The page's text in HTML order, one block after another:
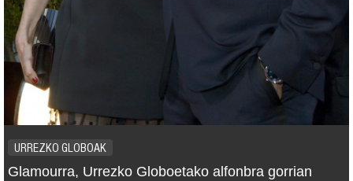
URREZKO GLOBOAK
Glamourra, Urrezko Globoetako alfonbra gorrian